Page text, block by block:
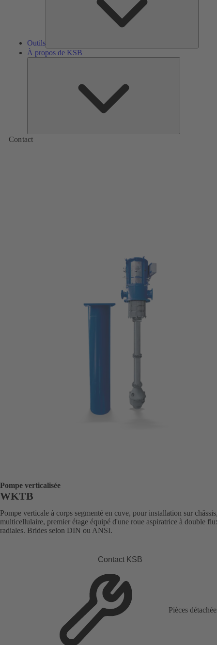
Outils
À propos de KSB
Contact
Pompe verticalisée
WKTB
Pompe verticale à corps segmenté en cuve, pour installation sur
multicellulaire, premier étage équipé d'une roue aspiratrice à double
radiales. Brides selon DIN ou ANSI.
Contact KSB
Pièces